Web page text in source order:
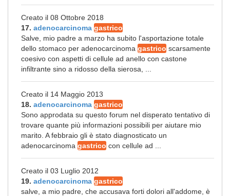
Creato il 08 Ottobre 2018
17. adenocarcinoma gastrico
Salve, mio padre a marzo ha subito l'asportazione totale
dello stomaco per adenocarcinoma gastrico scarsamente
coesivo con aspetti di cellule ad anello con castone
infiltrante sino a ridosso della sierosa, ...
Creato il 14 Maggio 2013
18. adenocarcinoma gastrico
Sono approdata su questo forum nel disperato tentativo di
trovare quante più informazioni possibili per aiutare mio
marito. A febbraio gli è stato diagnosticato un
adenocarcinoma gastrico con cellule ad ...
Creato il 03 Luglio 2012
19. adenocarcinoma gastrico
salve, a mio padre, che accusava forti dolori all'addome, è